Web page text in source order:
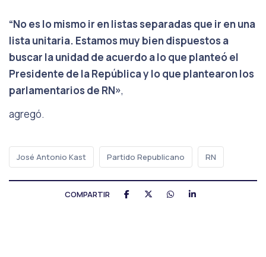
“No es lo mismo ir en listas separadas que ir en una
lista unitaria. Estamos muy bien dispuestos a
buscar la unidad de acuerdo a lo que planteó el
Presidente de la República y lo que plantearon los
parlamentarios de RN»,
agregó.
José Antonio Kast Partido Republicano RN
COMPARTIR